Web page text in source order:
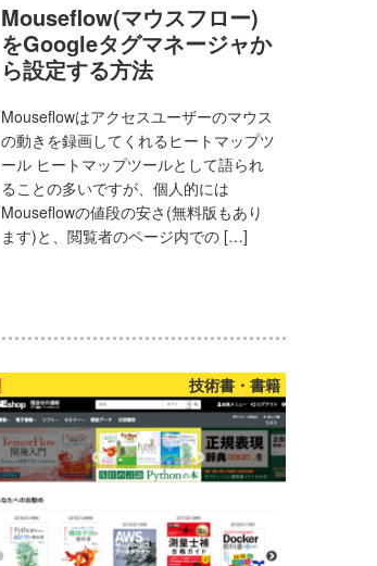
Mouseflow(マウスフロー)
をGoogleタグマネージャか
ら設定する方法
Mouseflowはアクセスユーザーのマウス
の動きを録画してくれるヒートマップツ
ール ヒートマップツールとして語られ
ることの多いですが、個人的には
Mouseflowの値段の安さ(無料版もあり
ます)と、閲覧者のページ内での […]
技術書・書籍